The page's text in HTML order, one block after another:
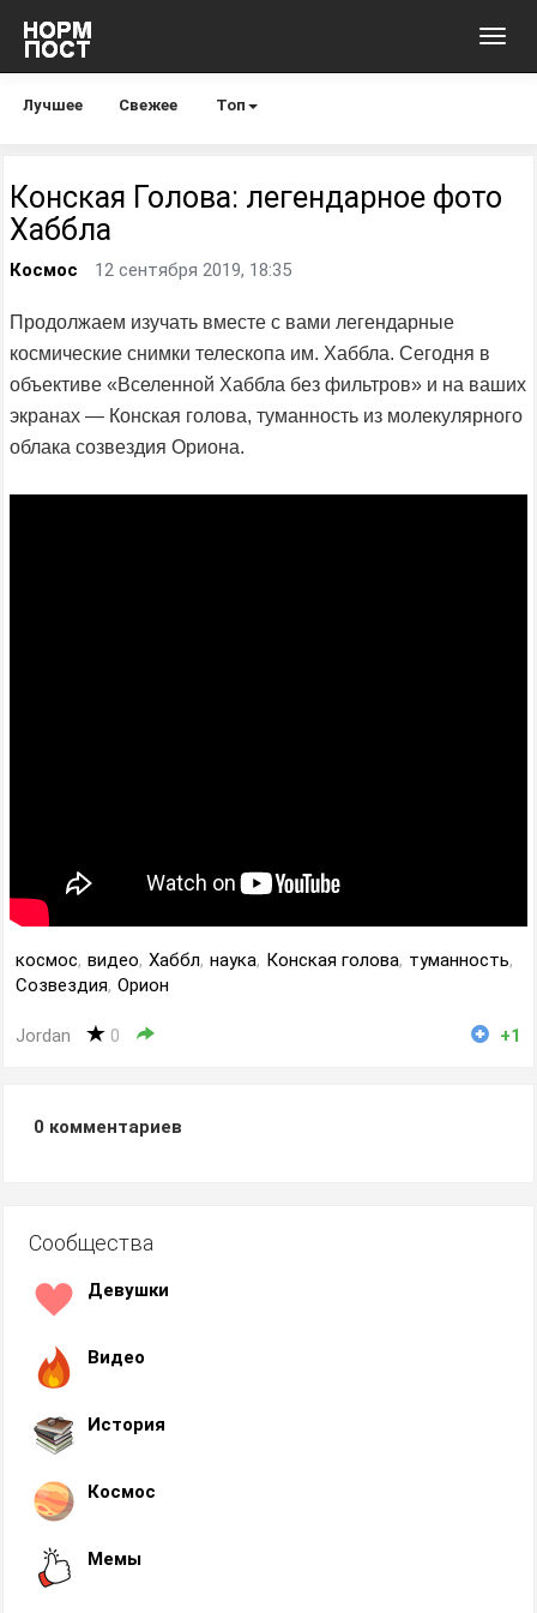
Лучшее Свежее Топ
Конская Голова: легендарное фото
Хаббла
Космос 12 сентября 2019, 18:35
Продолжаем изучать вместе с вами легендарные
космические снимки телескопа им. Хаббла. Сегодня в
объективе «Вселенной Хаббла без фильтров» и на ваших
экранах — Конская голова, туманность из молекулярного
облака созвездия Ориона.
космос, видео, Хаббл, наука, Конская голова, туманность,
Созвездия, Орион
Jordan 0 +1
0 комментариев
Сообщества
Девушки
Видео
История
Космос
Мемы